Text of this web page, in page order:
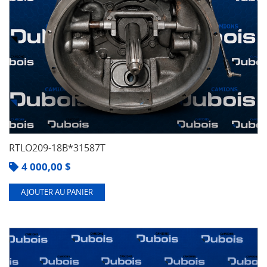
RTLO209-18B*31587T
4 000,00 $
AJOUTER AU PANIER